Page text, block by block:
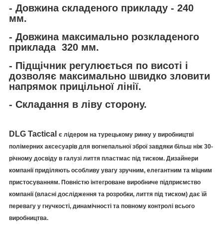
- Довжина складеного прикладу - 240
мм.
- Довжина максимально розкладеного
приклада 320 мм.
- Підщічник регулюється по висоті і
дозволяє максимально швидко зловити
напрямок прицільної лінії.
- Складання в ліву сторону.
DLG Tactical є лідером на турецькому ринку у виробництві
полімерних аксесуарів для вогнепальної зброї завдяки більш ніж 30-
річному досвіду в галузі лиття пластмас під тиском. Дизайнери
компанії приділяють особливу увагу зручним, елегантним та міцним
пристосуванням. Повністю інтегроване виробниче підприємство
компанії (власні дослідження та розробки, лиття під тиском) дає їй
перевагу у гнучкості, динамічності та повному контролі всього
виробництва.